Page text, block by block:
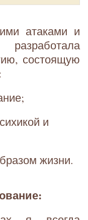
атаками и
состоящую
и
жизни.